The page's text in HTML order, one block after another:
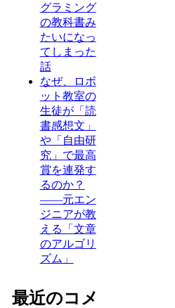
グラミング
の教科書み
たいになっ
てしまった
話
なぜ、ロボ
ット教室の
生徒が「読
書感想文」
や「自由研
究」で最高
賞を連発す
るのか？
——元エン
ジニアが教
える「文章
のアルゴリ
ズム」
最近のコメ